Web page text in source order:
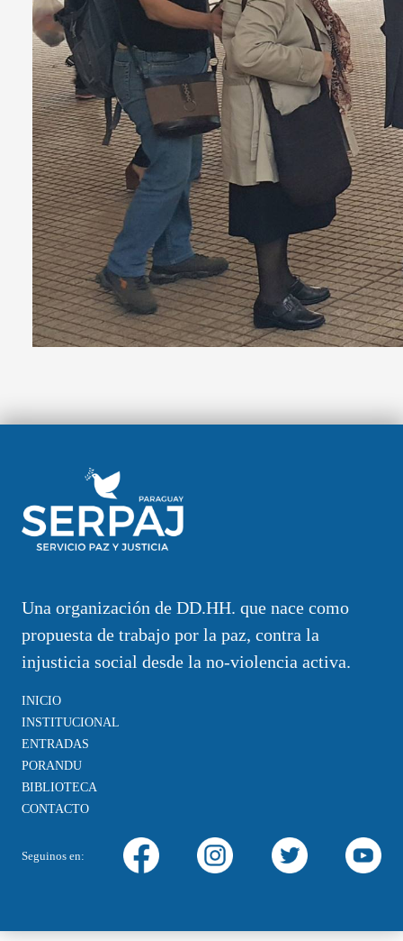
Una organización de DD.HH. que nace como
propuesta de trabajo por la paz, contra la
injusticia social desde la no-violencia activa.
INICIO
INSTITUCIONAL
ENTRADAS
PORANDU
BIBLIOTECA
CONTACTO
Seguinos en: